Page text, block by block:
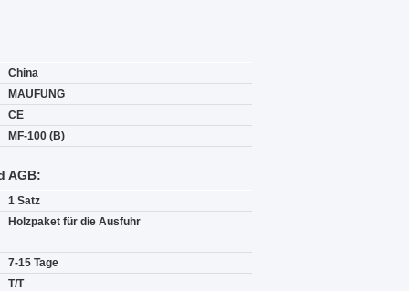
China
MAUFUNG
CE
MF-100 (B)
AGB:
1 Satz
Holzpaket für die Ausfuhr
7-15 Tage
T/T